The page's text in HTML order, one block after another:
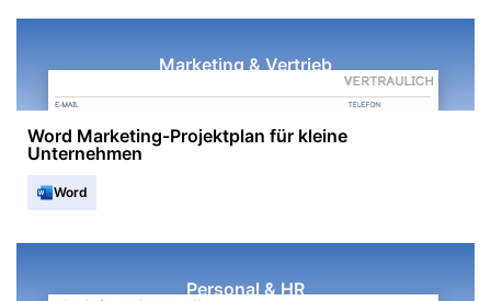
Marketing & Vertrieb
Word Marketing-Projektplan für kleine
Unternehmen
Word
Personal & HR